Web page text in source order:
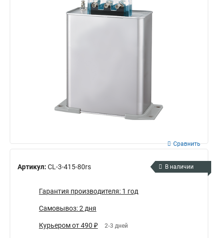
Артикул: CL-3-415-80rs
Сравнить
В наличии
Гарантия производителя: 1 год
Самовывоз: 2 дня
Курьером от 490 ₽ 2-3 дней